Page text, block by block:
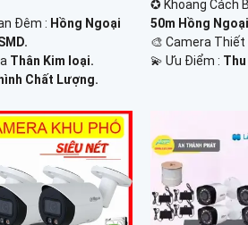
Đêm : Hồng Ngoại
Thân Kim loại.
Chất Lượng.
✪ Khoảng Cách
50m Hồng
🎨 Camera Thiết
️💫 Ưu Điểm : Thu